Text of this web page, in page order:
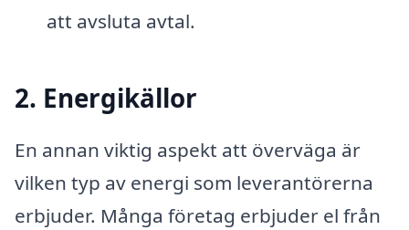
att avsluta avtal.
2. Energikällor
En annan viktig aspekt att överväga är
vilken typ av energi som leverantörerna
erbjuder. Många företag erbjuder el från